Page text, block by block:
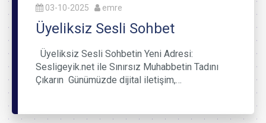
03-10-2025 emre
Üyeliksiz Sesli Sohbet
Üyeliksiz Sesli Sohbetin Yeni Adresi:
Sesligeyik.net ile Sınırsız Muhabbetin Tadını
Çıkarın Günümüzde dijital iletişim,…